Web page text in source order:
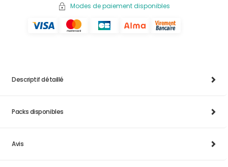
Modes de paiement disponibles
Descriptif détaillé
Packs disponibles
Avis